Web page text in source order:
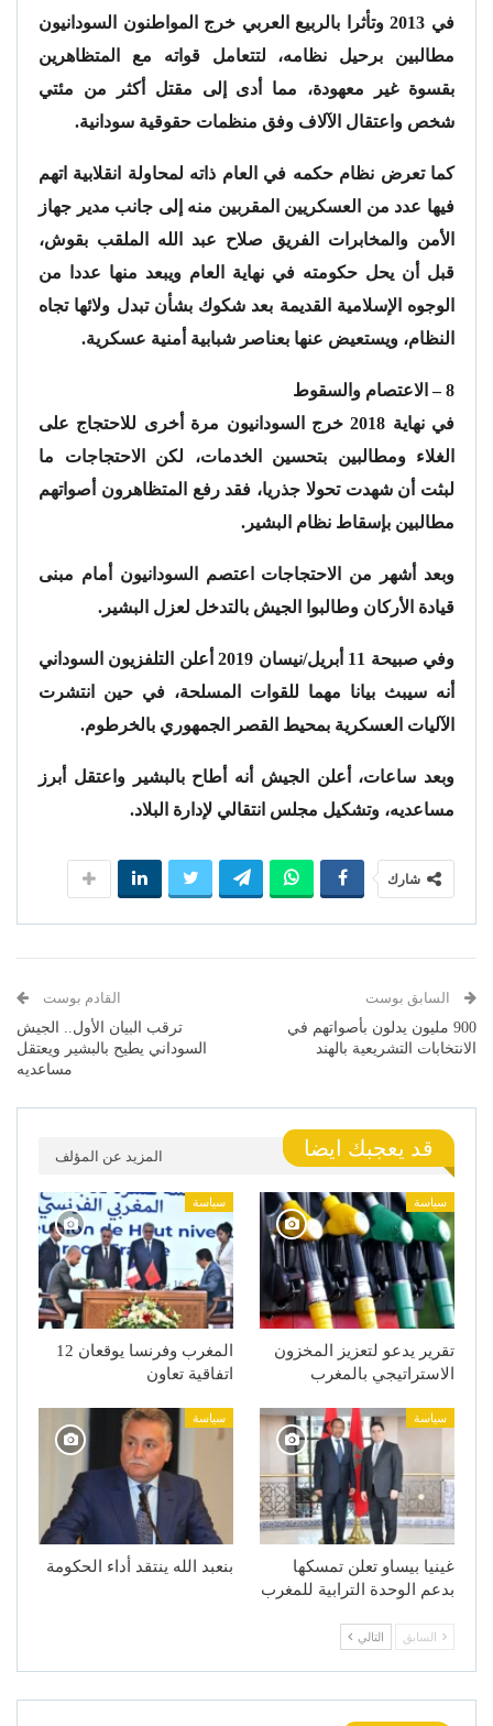
في 2013 وتأثرا بالربيع العربي خرج المواطنون السودانيون
مطالبين برحيل نظامه، لتتعامل قواته مع المتظاهرين
بقسوة غير معهودة، مما أدى إلى مقتل أكثر من مئتي
شخص واعتقال الآلاف وفق منظمات حقوقية سودانية.
كما تعرض نظام حكمه في العام ذاته لمحاولة انقلابية اتهم
فيها عدد من العسكريين المقربين منه إلى جانب مدير جهاز
الأمن والمخابرات الفريق صلاح عبد الله الملقب بقوش،
قبل أن يحل حكومته في نهاية العام ويبعد منها عددا من
الوجوه الإسلامية القديمة بعد شكوك بشأن تبدل ولائها تجاه
النظام، ويستعيض عنها بعناصر شبابية أمنية عسكرية.
8 – الاعتصام والسقوط
في نهاية 2018 خرج السودانيون مرة أخرى للاحتجاج على
الغلاء ومطالبين بتحسين الخدمات، لكن الاحتجاجات ما
لبثت أن شهدت تحولا جذريا، فقد رفع المتظاهرون أصواتهم
مطالبين بإسقاط نظام البشير.
وبعد أشهر من الاحتجاجات اعتصم السودانيون أمام مبنى
قيادة الأركان وطالبوا الجيش بالتدخل لعزل البشير.
وفي صبيحة 11 أبريل/نيسان 2019 أعلن التلفزيون السوداني
أنه سيبث بيانا مهما للقوات المسلحة، في حين انتشرت
الآليات العسكرية بمحيط القصر الجمهوري بالخرطوم.
وبعد ساعات، أعلن الجيش أنه أطاح بالبشير واعتقل أبرز
مساعديه، وتشكيل مجلس انتقالي لإدارة البلاد.
شارك
السابق بوست
900 مليون يدلون بأصواتهم في
الانتخابات التشريعية بالهند
القادم بوست
ترقب البيان الأول.. الجيش
السوداني يطيح بالبشير ويعتقل
مساعديه
قد يعجبك ايضا المزيد عن المؤلف
سياسة
تقرير يدعو لتعزيز المخزون
الاستراتيجي بالمغرب
سياسة
المغرب وفرنسا يوقعان 12
اتفاقية تعاون
سياسة
غينيا بيساو تعلن تمسكها
بدعم الوحدة الترابية للمغرب
سياسة
بنعبد الله ينتقد أداء الحكومة
السابق التالي